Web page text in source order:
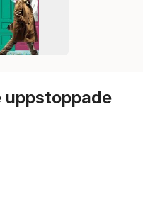
uppstoppade